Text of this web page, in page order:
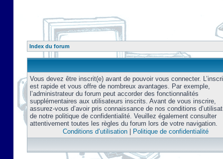
Index du forum
Vous devez être inscrit(e) avant de pouvoir vous connecter.
est rapide et vous offre de nombreux avantages. Par exemple,
l’administrateur du forum peut accorder des fonctionnalités
supplémentaires aux utilisateurs inscrits. Avant de vous inscrire,
assurez-vous d’avoir pris connaissance de nos conditions
de notre politique de confidentialité. Veuillez également consulter
attentivement toutes les règles du forum lors de votre navigation.
Conditions d’utilisation| Politique de confidentialité